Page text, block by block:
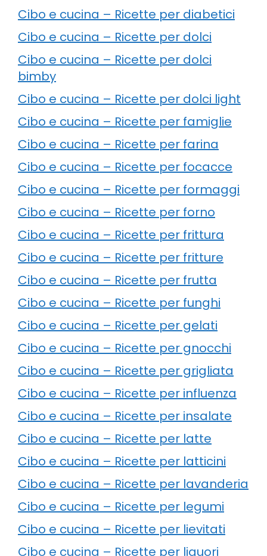
Cibo e cucina – Ricette per diabetici
Cibo e cucina – Ricette per dolci
Cibo e cucina – Ricette per dolci
bimby
Cibo e cucina – Ricette per dolci light
Cibo e cucina – Ricette per famiglie
Cibo e cucina – Ricette per farina
Cibo e cucina – Ricette per focacce
Cibo e cucina – Ricette per formaggi
Cibo e cucina – Ricette per forno
Cibo e cucina – Ricette per frittura
Cibo e cucina – Ricette per fritture
Cibo e cucina – Ricette per frutta
Cibo e cucina – Ricette per funghi
Cibo e cucina – Ricette per gelati
Cibo e cucina – Ricette per gnocchi
Cibo e cucina – Ricette per grigliata
Cibo e cucina – Ricette per influenza
Cibo e cucina – Ricette per insalate
Cibo e cucina – Ricette per latte
Cibo e cucina – Ricette per latticini
Cibo e cucina – Ricette per lavanderia
Cibo e cucina – Ricette per legumi
Cibo e cucina – Ricette per lievitati
Cibo e cucina – Ricette per liquori